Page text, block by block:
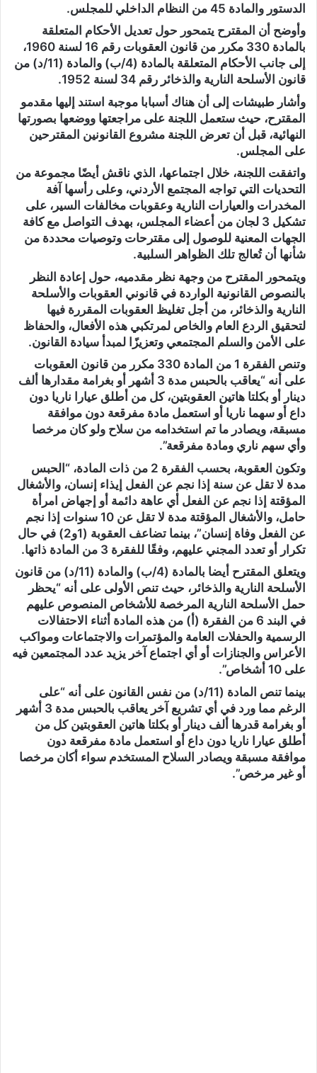
الدستور والمادة 45 من النظام الداخلي للمجلس.
وأوضح أن المقترح يتمحور حول تعديل الأحكام المتعلقة
بالمادة 330 مكرر من قانون العقوبات رقم 16 لسنة 1960،
إلى جانب الأحكام المتعلقة بالمادة (4/ب) والمادة (11/د) من
قانون الأسلحة النارية والذخائر رقم 34 لسنة 1952.
وأشار طبيشات إلى أن هناك أسبابا موجبة استند إليها مقدمو
المقترح، حيث ستعمل اللجنة على مراجعتها ووضعها بصورتها
النهائية، قبل أن تعرض اللجنة مشروع القانونين المقترحين
على المجلس.
واتفقت اللجنة، خلال اجتماعها، الذي ناقش أيضًا مجموعة من
التحديات التي تواجه المجتمع الأردني، وعلى رأسها آفة
المخدرات والعيارات النارية وعقوبات مخالفات السير، على
تشكيل 3 لجان من أعضاء المجلس، بهدف التواصل مع كافة
الجهات المعنية للوصول إلى مقترحات وتوصيات محددة من
شأنها أن تُعالج تلك الظواهر السلبية.
ويتمحور المقترح من وجهة نظر مقدميه، حول إعادة النظر
بالنصوص القانونية الواردة في قانوني العقوبات والأسلحة
النارية والذخائر، من أجل تغليظ العقوبات المقررة فيها
لتحقيق الردع العام والخاص لمرتكبي هذه الأفعال، والحفاظ
على الأمن والسلم المجتمعي وتعزيزًا لمبدأ سيادة القانون.
وتنص الفقرة 1 من المادة 330 مكرر من قانون العقوبات
على أنه “يعاقب بالحبس مدة 3 أشهر أو بغرامة مقدارها ألف
دينار أو بكلتا هاتين العقوبتين، كل من أطلق عيارا ناريا دون
داع أو سهما ناريا أو استعمل مادة مفرقعة دون موافقة
مسبقة، ويصادر ما تم استخدامه من سلاح ولو كان مرخصا
وأي سهم ناري ومادة مفرقعة”.
وتكون العقوبة، بحسب الفقرة 2 من ذات المادة، “الحبس
مدة لا تقل عن سنة إذا نجم عن الفعل إيذاء إنسان، والأشغال
المؤقتة إذا نجم عن الفعل أي عاهة دائمة أو إجهاض امرأة
حامل، والأشغال المؤقتة مدة لا تقل عن 10 سنوات إذا نجم
عن الفعل وفاة إنسان”، بينما تضاعف العقوبة (1و2) في حال
تكرار أو تعدد المجني عليهم، وفقًا للفقرة 3 من المادة ذاتها.
ويتعلق المقترح أيضا بالمادة (4/ب) والمادة (11/د) من قانون
الأسلحة النارية والذخائر، حيث تنص الأولى على أنه “يحظر
حمل الأسلحة النارية المرخصة للأشخاص المنصوص عليهم
في البند 6 من الفقرة (أ) من هذه المادة أثناء الاحتفالات
الرسمية والحفلات العامة والمؤتمرات والاجتماعات ومواكب
الأعراس والجنازات أو أي اجتماع آخر يزيد عدد المجتمعين فيه
على 10 أشخاص”.
بينما تنص المادة (11/د) من نفس القانون على أنه “على
الرغم مما ورد في أي تشريع آخر يعاقب بالحبس مدة 3 أشهر
أو بغرامة قدرها ألف دينار أو بكلتا هاتين العقوبتين كل من
أطلق عيارا ناريا دون داع أو استعمل مادة مفرقعة دون
موافقة مسبقة ويصادر السلاح المستخدم سواء أكان مرخصا
أو غير مرخص”.